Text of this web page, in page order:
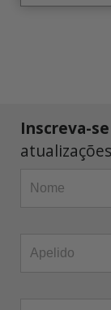
Inscreva-se